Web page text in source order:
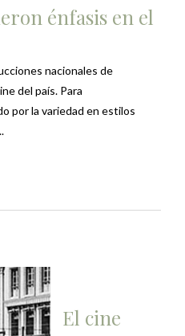
énfasis en el
nacionales de
del país. Para
por la variedad en estilos
El cine